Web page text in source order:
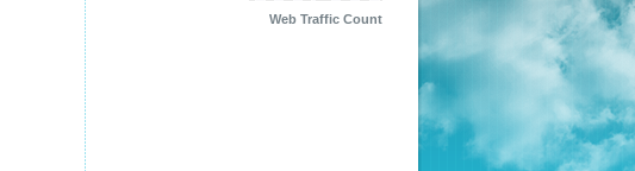
Web Traffic Count